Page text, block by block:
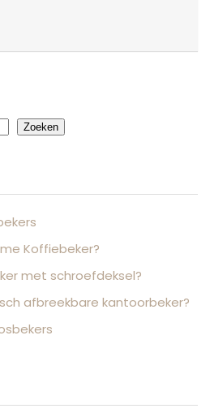
Zoeken
Koffiebeker?
met schroefdeksel?
afbreekbare kantoorbeker?